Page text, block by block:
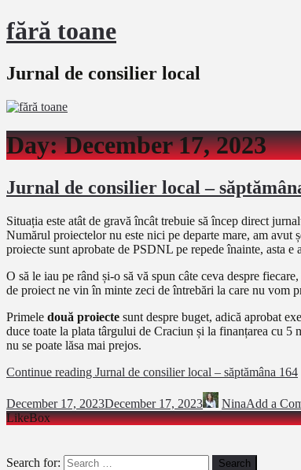
fără toane
Jurnal de consilier local
Day:December 17, 2023
Jurnal de consilier local –
Situația este atât de gravă încât trebuie să încep direct
Numărul proiectelor nu este nici pe departe mare, am avut
proiecte sunt aprobate de PSDNL pe repede înainte, asta e
O să le iau pe rând și-o să vă spun câte ceva despre
de proiect ne vin în minte zeci de întrebări la care nu vom
Primele două proiecte sunt despre buget, adică aprobat
duce toate la plata târgului de Craciun și la finanțarea cu
nu se poate lăsa mai prejos.
Continue reading Jurnal de consilier local – săptămâna 164
December 17, 2023December 17, 2023 NinaAdd a
LikeBox
Search for: